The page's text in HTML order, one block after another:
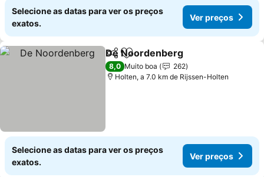
Selecione as datas para ver os preços
exatos.
Ver preços
PartilharAdicionar aos favoritos
De Noordenberg
8,0 Muito boa
262
Holten, a 7.0 km de Rijssen-Holten
Selecione as datas para ver os preços
exatos.
Ver preços